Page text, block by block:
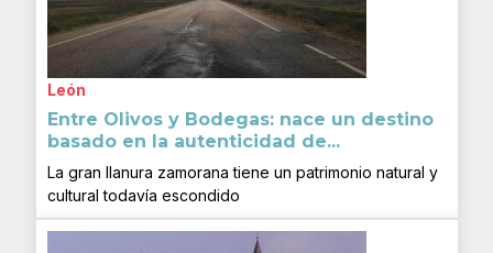
León
Entre Olivos y Bodegas: nace un destino
basado en la autenticidad de...
La gran llanura zamorana tiene un patrimonio natural y
cultural todavía escondido